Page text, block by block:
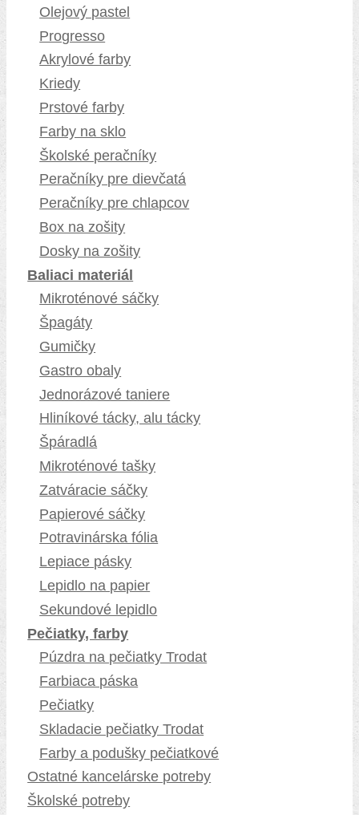
Olejový pastel
Progresso
Akrylové farby
Kriedy
Prstové farby
Farby na sklo
Školské peračníky
Peračníky pre dievčatá
Peračníky pre chlapcov
Box na zošity
Dosky na zošity
Baliaci materiál
Mikroténové sáčky
Špagáty
Gumičky
Gastro obaly
Jednorázové taniere
Hliníkové tácky, alu tácky
Špáradlá
Mikroténové tašky
Zatváracie sáčky
Papierové sáčky
Potravinárska fólia
Lepiace pásky
Lepidlo na papier
Sekundové lepidlo
Pečiatky, farby
Púzdra na pečiatky Trodat
Farbiaca páska
Pečiatky
Skladacie pečiatky Trodat
Farby a podušky pečiatkové
Ostatné kancelárske potreby
Školské potreby